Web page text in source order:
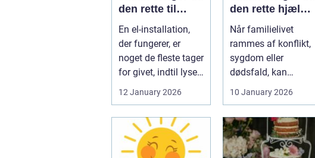
den rette til
opgaven
En el-installation,
der fungerer, er
noget de fleste tager
for givet, indtil lyset
12 January 2026
den rette hjælp
til familien
Når familielivet
rammes af konflikt,
sygdom eller
dødsfald, kan
hurtigt vokse si...
10 January 2026